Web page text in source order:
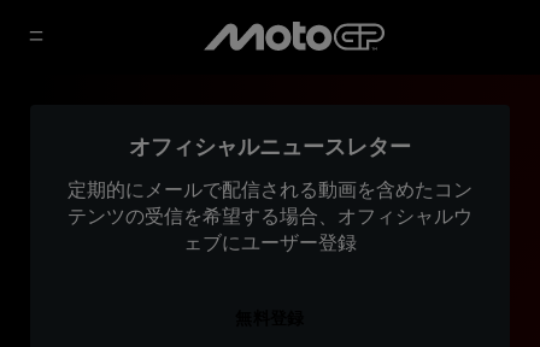
オフィシャルニュースレター
定期的にメールで配信される動画を含めたコン
テンツの受信を希望する場合、オフィシャルウ
ェブにユーザー登録